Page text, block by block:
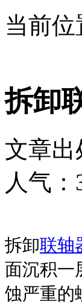
当前位
拆卸
文章出
人气：
拆卸联轴
面沉积一
蚀严重的